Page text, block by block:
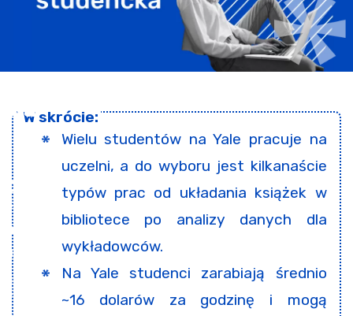
Wielu studentów na Yale pracuje na
uczelni, a do wyboru jest kilkanaście
typów prac od układania książek w
bibliotece po analizy danych dla
wykładowców.
Na Yale studenci zarabiają średnio
~16 dolarów za godzinę i mogą